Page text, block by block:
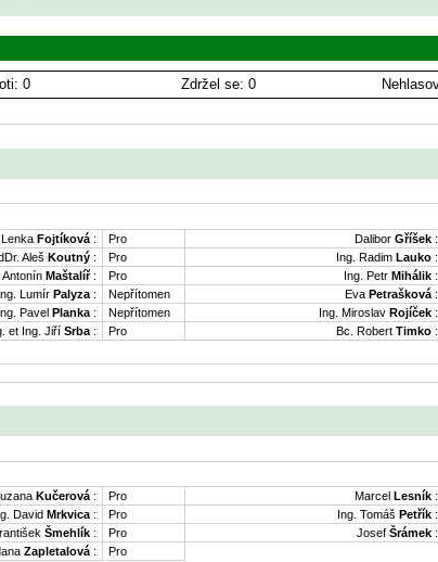
0 Zdržel se: 0
Fojtíková : Pro Dalibor Gříšek :
Aleš Koutný : Pro Ing. Radim Lauko :
Antonín Maštalíř: Pro Ing. Petr Mihálik :
Lumír Palyza : Nepřítomen Eva Petrašková :
Pavel Planka : Nepřítomen Ing. Miroslav Rojíček :
et Ing. Jiří Srba : Pro Bc. Robert Timko :
Kučerová: Pro Marcel Lesník :
David Mrkvica: Pro Ing. Tomáš Petřík :
Šmehlík : Pro Josef Šrámek :
Zapletalová: Pro